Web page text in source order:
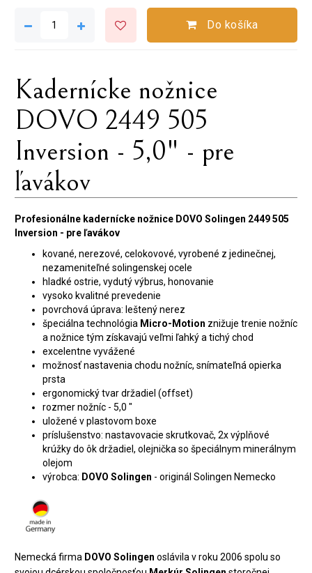
Do košíka
Kadernícke nožnice
DOVO 2449 505
Inversion - 5,0" - pre
ľavákov
Profesionálne kadernícke nožnice DOVO Solingen 2449 505
Inversion - pre ľavákov
kované, nerezové, celokovové, vyrobené z jedinečnej,
nezameniteľné solingenskej ocele
hladké ostrie, vydutý výbrus, honovanie
vysoko kvalitné prevedenie
povrchová úprava: leštený nerez
špeciálna technológia Micro-Motion znižuje trenie nožníc
a nožnice tým získavajú veľmi ľahký a tichý chod
excelentne vyvážené
možnosť nastavenia chodu nožníc, snímateľná opierka
prsta
ergonomický tvar držadiel (offset)
rozmer nožníc - 5,0 "
uložené v plastovom boxe
príslušenstvo: nastavovacie skrutkovač, 2x výplňové
krúžky do ôk držadiel, olejnička so špeciálnym minerálnym
olejom
výrobca: DOVO Solingen - originál Solingen Nemecko
Nemecká firma DOVO Solingen oslávila v roku 2006 spolu so